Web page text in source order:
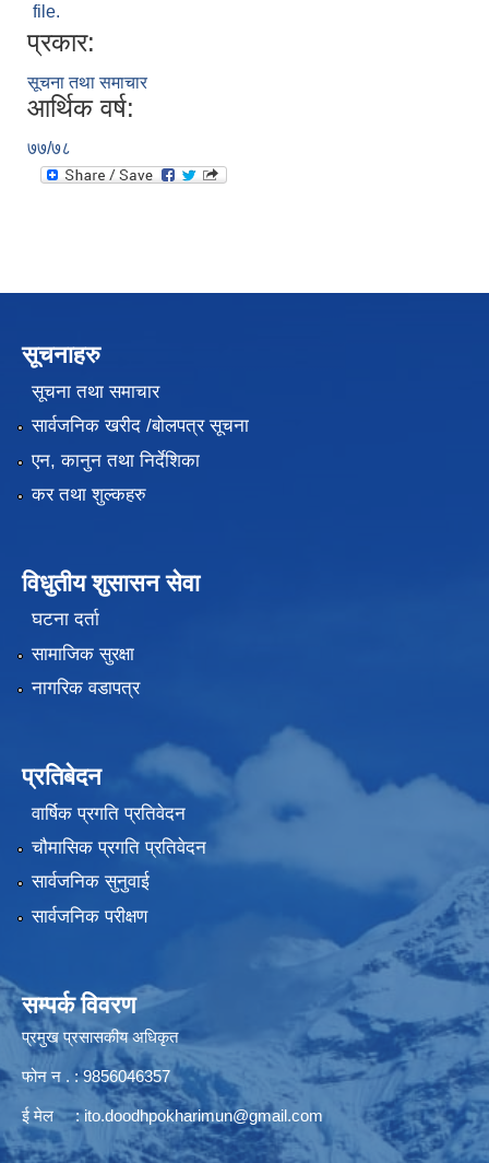
file.
प्रकार:
सूचना तथा समाचार
आर्थिक वर्ष:
७७/७८
सूचनाहरु
सूचना तथा समाचार
सार्वजनिक खरीद /बोलपत्र सूचना
एन, कानुन तथा निर्देशिका
कर तथा शुल्कहरु
विधुतीय शुसासन सेवा
घटना दर्ता
सामाजिक सुरक्षा
नागरिक वडापत्र
प्रतिबेदन
वार्षिक प्रगति प्रतिवेदन
चौमासिक प्रगति प्रतिवेदन
सार्वजनिक सुनुवाई
सार्वजनिक परीक्षण
सम्पर्क विवरण
प्रमुख प्रसासकीय अधिकृत
फोन न . : 9856046357
ई मेल :ito.doodhpokharimun@gmail.com